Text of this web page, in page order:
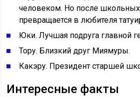
человеком. Но после школьных
превращается в любителя
Юки. Лучшая подруга главной
Тору. Близкий друг Миямуры.
Какэру. Президент старшей
Интересные факты